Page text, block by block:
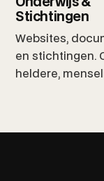
Stichtingen
Websites,
en stichtingen.
heldere,